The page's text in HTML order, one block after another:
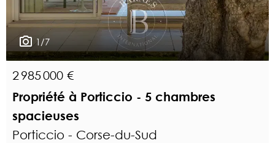
1/7
2 985 000 €
Propriété à Porticcio - 5 chambres
spacieuses
Porticcio - Corse-du-Sud